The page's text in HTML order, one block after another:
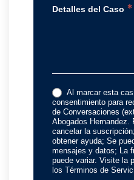
Detalles del Caso *
Al marcar esta
consentimiento para
de Conversaciones
Abogados Hernandez.
cancelar la
obtener ayuda; Se
mensajes y datos; La
puede variar. Visite la
los Términos de